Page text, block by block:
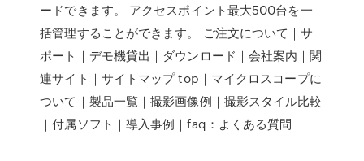
ードできます。 アクセスポイント最大500台を一
括管理することができます。 ご注文について｜サ
ポート｜デモ機貸出｜ダウンロード｜会社案内｜関
連サイト｜サイトマップ top｜マイクロスコープに
ついて｜製品一覧｜撮影画像例｜撮影スタイル比較
｜付属ソフト｜導入事例｜faq：よくある質問